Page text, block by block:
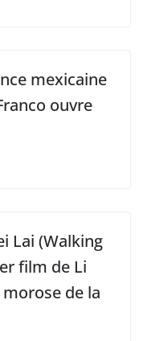
mexicaine
ouvre
Lai (Walking
film de Li
de la